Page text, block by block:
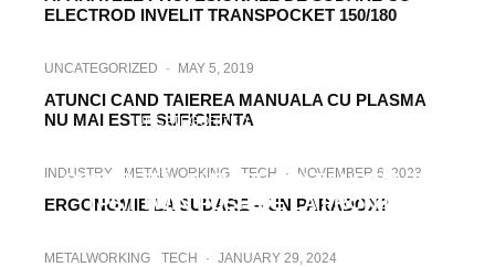
ELECTROD INVELIT TRANSPOCKET 150/180
UNCATEGORIZED · MAY 5, 2019
ATUNCI CAND TAIEREA MANUALA CU PLASMA
NU MAI ESTE SUFICIENTA
UNCATEGORIZED
CRESCUTĂ: SUDAREA ÎN TANDEM CU
TPS/I TWIN PUSH DE LA FRONIUS
INDUSTRY METALWORKING TECH · NOVEMBER 6, 2023
ERGONOMIE LA SUDARE – UN PARADOX?
METALWORKING TECH · JANUARY 29, 2024